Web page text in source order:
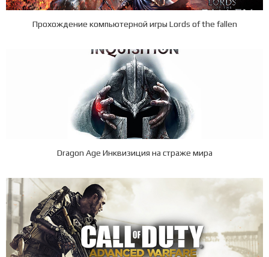
Прохождение компьютерной игры Lords of the fallen
Dragon Age Инквизиция на страже мира